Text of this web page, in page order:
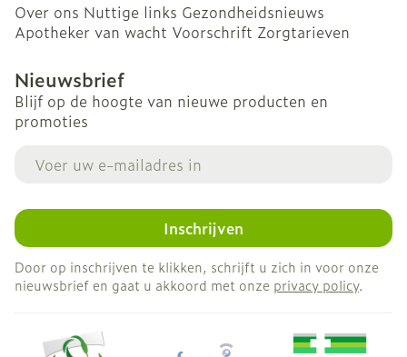
Over ons Nuttige links Gezondheidsnieuws
Apotheker van wacht Voorschrift Zorgtarieven
Nieuwsbrief
Blijf op de hoogte van nieuwe producten en
promoties
Inschrijven
Door op inschrijven te klikken, schrijft u zich in voor onze
nieuwsbrief en gaat u akkoord met onze privacy policy.